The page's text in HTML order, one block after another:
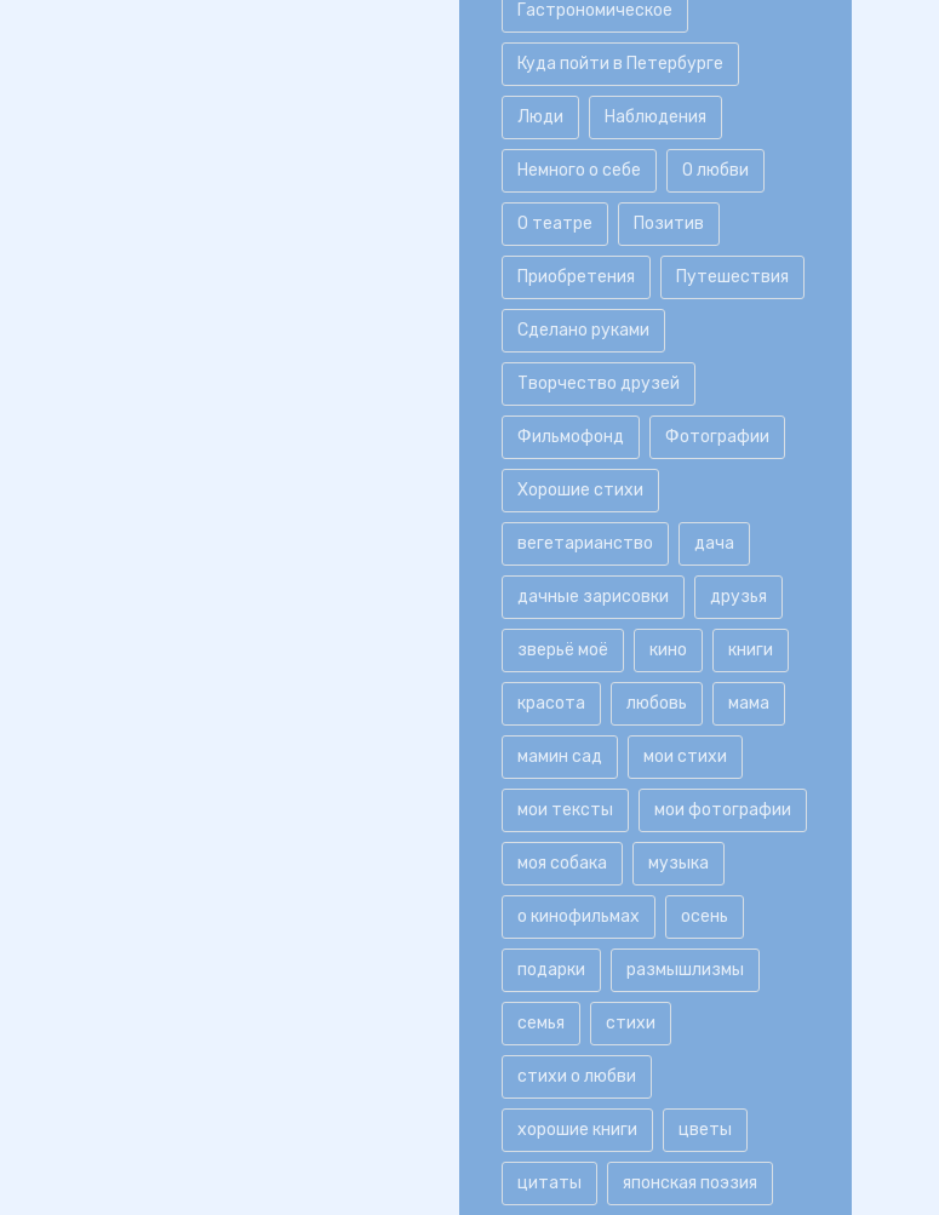
Гастрономическое
Куда пойти в Петербурге
Люди Наблюдения
Немного о себе О любви
О театре Позитив
Приобретения Путешествия
Сделано руками
Творчество друзей
Фильмофонд Фотографии
Хорошие стихи
вегетарианство дача
дачные зарисовки друзья
зверьё моё кино книги
красота любовь мама
мамин сад мои стихи
мои тексты мои фотографии
моя собака музыка
о кинофильмах осень
подарки размышлизмы
семья стихи
стихи о любви
хорошие книги цветы
цитаты японская поэзия